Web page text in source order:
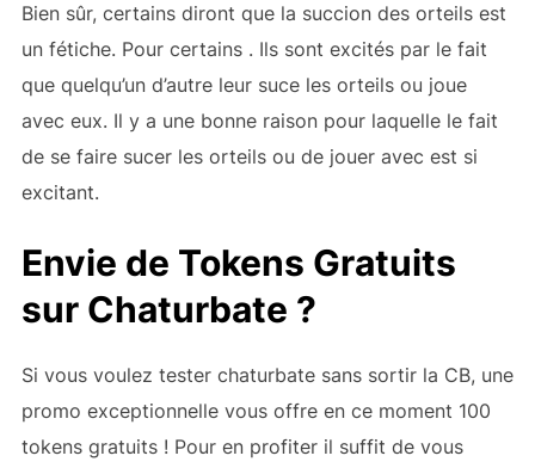
Bien sûr, certains diront que la succion des orteils est
un fétiche. Pour certains . Ils sont excités par le fait
que quelqu’un d’autre leur suce les orteils ou joue
avec eux. Il y a une bonne raison pour laquelle le fait
de se faire sucer les orteils ou de jouer avec est si
excitant.
Envie de Tokens Gratuits
sur Chaturbate ?
Si vous voulez tester chaturbate sans sortir la CB, une
promo exceptionnelle vous offre en ce moment 100
tokens gratuits ! Pour en profiter il suffit de vous